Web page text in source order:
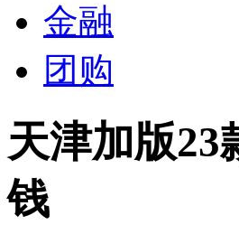
金融
团购
天津加版23
钱